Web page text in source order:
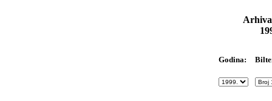
Godina: